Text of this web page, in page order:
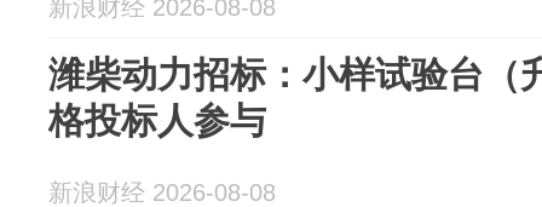
新浪财经 2026-08-08
潍柴动力招标：小样试验台（
格投标人参与
新浪财经 2026-08-08